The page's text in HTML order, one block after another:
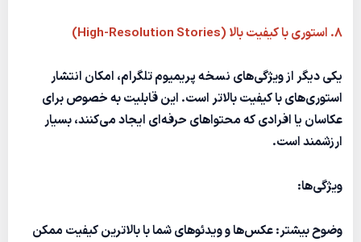
۸. استوری با کیفیت بالا (High-Resolution Stories)
یکی دیگر از ویژگی‌های نسخه پریمیوم تلگرام، امکان انتشار
استوری‌های با کیفیت بالاتر است. این قابلیت به خصوص برای
عکاسان یا افرادی که محتواهای حرفه‌ای ایجاد می‌کنند، بسیار
ارزشمند است.
ویژگی‌ها:
وضوح بیشتر:عکس‌ها و ویدئوهای شما با بالاترین کیفیت ممکن